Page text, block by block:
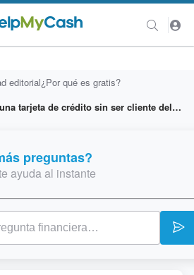
editorial¿Por qué es gratis?
¿Se puede pedir una tarjeta de crédito sin ser cliente del banco?
preguntas?
ayuda al instante